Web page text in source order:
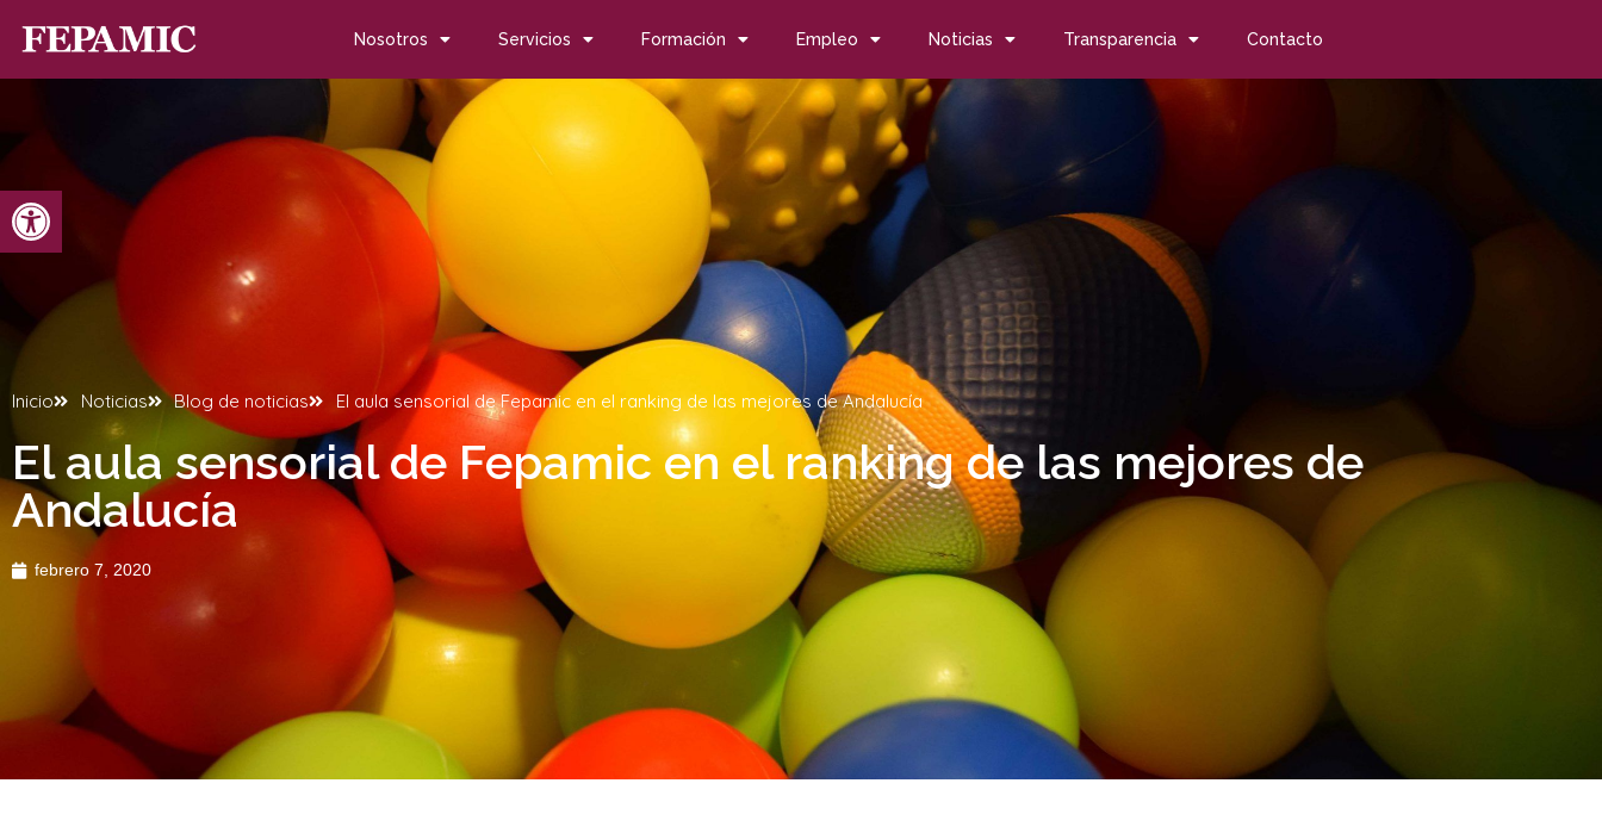
Abrir barra de herramientas
Nosotros Servicios Formación Empleo Noticias Transparencia Contacto
Inicio Noticias Blog de noticias El aula sensorial de Fepamic en el ranking de las mejores de Andalucía
El aula sensorial de Fepamic en el ranking de las mejores de
Andalucía
febrero 7, 2020